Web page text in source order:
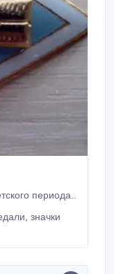
периода..
значки